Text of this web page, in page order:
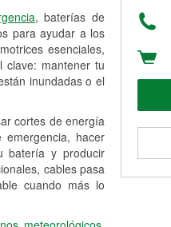
, baterías de
para ayudar a los
esenciales,
mantener tu
inundadas o el
cortes de energía
hacer
batería y producir
cables pasa
cuando más lo